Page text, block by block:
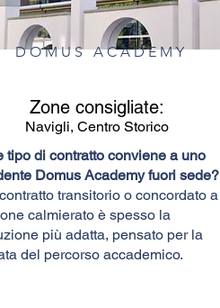
DOMUS ACADEMY
Zone consigliate:
Navigli, Centro Storico
tipo di contratto conviene a uno
Domus Academy fuori sede?
transitorio o concordato a
calmierato è spesso la
più adatta, pensato per la
del percorso accademico.